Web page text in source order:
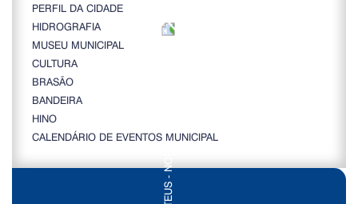
PERFIL DA CIDADE
HIDROGRAFIA
MUSEU MUNICIPAL
CULTURA
BRASÃO
BANDEIRA
HINO
CALENDÁRIO DE EVENTOS MUNICIPAL